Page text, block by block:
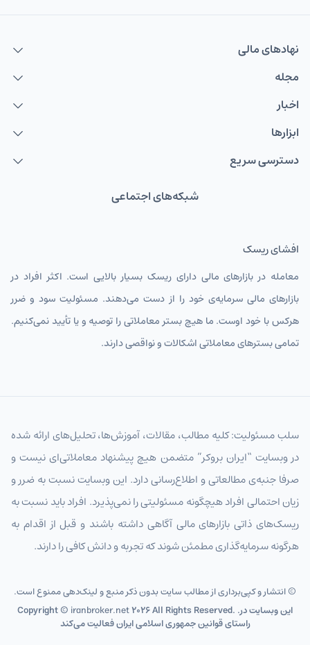
نهاد‌های مالی
مجله
اخبار
ابزارها
دسترسی سریع
شبکه‌های اجتماعی
افشای ریسک
معامله در بازارهای مالی دارای ریسک بسیار بالایی است. اکثر افراد در
بازارهای مالی سرمایه‌ی خود را از دست می‌دهند. مسئولیت سود و ضرر
هرکس با خود اوست. ما هیچ بستر معاملاتی را توصیه و یا تأیید نمی‌کنیم.
تمامی بسترهای معاملاتی اشکالات و نواقصی دارند.
سلب مسئولیت: کلیه مطالب، مقالات، آموزش‌ها، تحلیل‌های ارائه شده
در وبسایت “ایران بروکر” متضمن هیچ پیشنهاد معاملاتی‌ای نیست و
صرفا جنبه‌ی مطالعاتی و اطلاع‌رسانی دارد. این وبسایت نسبت به ضرر و
زیان احتمالی افراد هیچگونه مسئولیتی را نمی‌پذیرد. افراد باید نسبت به
ریسک‌های ذاتی بازارهای مالی آگاهی داشته باشند و قبل از اقدام به
هرگونه سرمایه‌گذاری مطمئن شوند که تجربه و دانش کافی را دارند.
© انتشار و کپی‌برداری از مطالب سایت بدون ذکر منبع و لینک‌دهی ممنوع است.
Copyright © iranbroker.net2026 All Rights Reserved. .این وبسایت در
راستای قوانین جمهوری اسلامی ایران فعالیت می‌کند